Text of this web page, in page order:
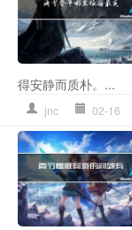
得安静而质朴。...
jnc 02-16